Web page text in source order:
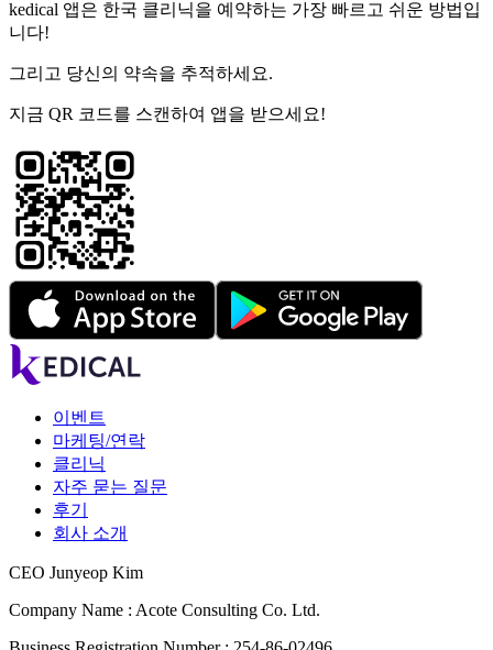
kedical 앱은 한국 클리닉을 예약하는 가장 빠르고 쉬운 방법입
니다!
그리고 당신의 약속을 추적하세요.
지금 QR 코드를 스캔하여 앱을 받으세요!
이벤트
마케팅/연락
클리닉
자주 묻는 질문
후기
회사 소개
CEO Junyeop Kim
Company Name : Acote Consulting Co. Ltd.